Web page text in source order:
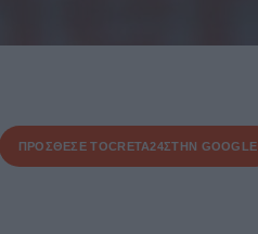
ΠΡΟΣΘΕΣΕ ΤΟCRETA24ΣΤΗΝ GOOGLE